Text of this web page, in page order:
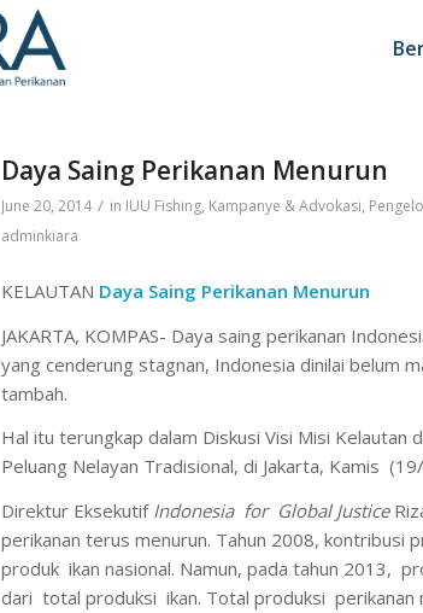
Daya Saing Perikanan Menurun
June 20, 2014 / in IUU Fishing, Kampanye & Advokasi,
adminkiara
KELAUTAN Daya Saing Perikanan Menurun
JAKARTA, KOMPAS- Daya saing perikanan
yang cenderung stagnan, Indonesia dinilai belum
tambah.
Hal itu terungkap dalam Diskusi Visi Misi Kelautan
Peluang Nelayan Tradisional, di Jakarta, Kamis
Direktur Eksekutif Indonesia for Global Justice
perikanan terus menurun. Tahun 2008,
produk ikan nasional. Namun, pada tahun 2013,
dari total produksi ikan. Total produksi